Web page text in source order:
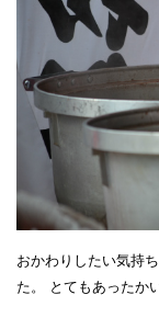
おかわりしたい気持
た。 とてもあったか